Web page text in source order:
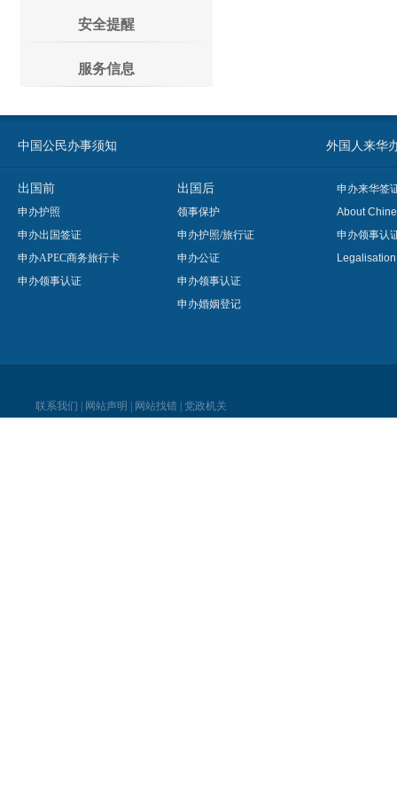
安全提醒
服务信息
中国公民办事须知 外国人来华
出国前
申办护照
申办出国签证
申办APEC商务旅行卡
申办领事认证
出国后
领事保护
申办护照/旅行证
申办公证
申办领事认证
申办婚姻登记
申办来华签
About
申办领事认
联系我们 网站声明 网站找错 党政机关